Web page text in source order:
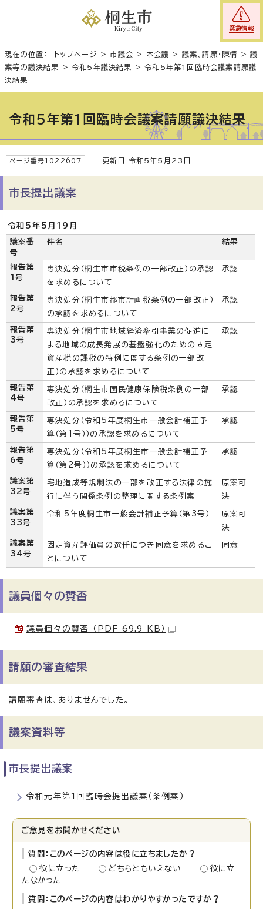
緊急情報
現在の位置： トップページ >市議会 > 本会議 > 議案、請願・陳情 >議
案等の議決結果
>令和5年議決結果 >令和5年第1回臨時会議案請願議
決結果
令和5年第1回臨時会議案請願議決結果
ページ番号1022607 更新日 令和5年5月23日
市長提出議案
令和5年5月19月
議案番
号
件名 結果
報告第
1号
専決処分（桐生市市税条例の一部改正）の承認
を求めるについて
承認
報告第
2号
専決処分（桐生市都市計画税条例の一部改正）
の承認を求めるについて
承認
報告第
3号
専決処分（桐生市地域経済牽引事業の促進に
よる地域の成長発展の基盤強化のための固定
資産税の課税の特例に関する条例の一部改
正）の承認を求めるについて
承認
報告第
4号
専決処分（桐生市国民健康保険税条例の一部
改正）の承認を求めるについて
承認
報告第
5号
専決処分（令和5年度桐生市一般会計補正予
算（第1号））の承認を求めるについて
承認
報告第
6号
専決処分（令和5年度桐生市一般会計補正予
算（第2号））の承認を求めるについて
承認
議案第
32号
宅地造成等規制法の一部を改正する法律の施
行に伴う関係条例の整理に関する条例案
原案可
決
議案第
33号
令和5年度桐生市一般会計補正予算（第3号）
原案可
決
議案第
34号
固定資産評価員の選任につき同意を求めるこ
とについて
同意
議員個々の賛否
議員個々の賛否 （PDF 69.9 KB）
請願の審査結果
請願審査は、ありませんでした。
議案資料等
市長提出議案
令和元年第1回臨時会提出議案（条例案）
ご意見をお聞かせください
質問：このページの内容は役に立ちましたか？
役に立った
どちらともいえない
役に立
たなかった
質問：このページの内容はわかりやすかったですか？